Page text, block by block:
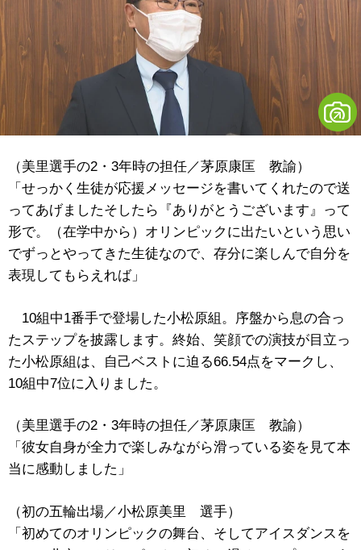
（美里選手の2・3年時の担任／茅原康匡 教諭）
「せっかく生徒が応援メッセージを書いてくれたので送
ってあげましたそしたら『ありがとうございます』って
形で。（在学中から）オリンピックに出たいという思い
でずっとやってきた生徒なので、存分に楽しんで自分を
表現してもらえれば」
10組中1番手で登場した小松原組。序盤から息の合っ
たステップを披露します。終始、笑顔での演技が目立っ
た小松原組は、自己ベストに迫る66.54点をマークし、
10組中7位に入りました。
（美里選手の2・3年時の担任／茅原康匡 教諭）
「彼女自身が全力で楽しみながら滑っている姿を見て本
当に感動しました」
（初の五輪出場／小松原美里 選手）
「初めてのオリンピックの舞台、そしてアイスダンスを